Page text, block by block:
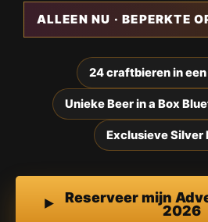
ALLEEN NU · BEPERKTE
24 craftbieren in
Unieke Beer in a Box
Exclusieve Silver
Reserveer mijn
2026